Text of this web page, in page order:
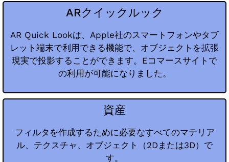
ARクイックルック
AR Quick Lookは、Apple社のスマートフォンやタブ
レット端末で利用できる機能で、オブジェクトを拡張
現実で投影することができます。Eコマースサイトで
の利用が可能になりました。
資産
フィルタを作成するために必要なすべてのマテリア
ル、テクスチャ、オブジェクト（2Dまたは3D）で
す。